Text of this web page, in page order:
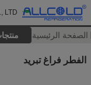
LTD
الصفحة الرئيسية
الفطر فراغ تبريد